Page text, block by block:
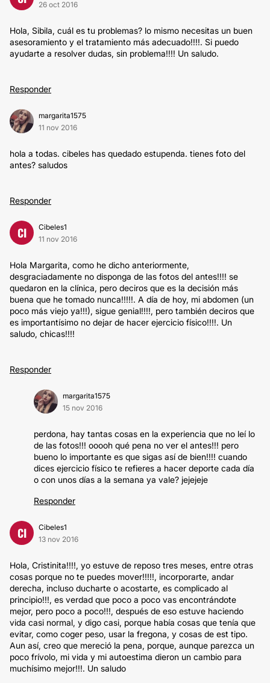
26 oct 2016
Hola, Sibila, cuál es tu problemas? lo mismo necesitas un buen
asesoramiento y el tratamiento más adecuado!!!!. Si puedo
ayudarte a resolver dudas, sin problema!!!! Un saludo.
Responder
margarita1575
11 nov 2016
hola a todas. cibeles has quedado estupenda. tienes foto del
antes? saludos
Responder
CI
Cibeles1
11 nov 2016
Hola Margarita, como he dicho anteriormente,
desgraciadamente no disponga de las fotos del antes!!!! se
quedaron en la clínica, pero deciros que es la decisión más
buena que he tomado nunca!!!!!. A día de hoy, mi abdomen (un
poco más viejo ya!!!), sigue genial!!!!, pero también deciros que
es importantísimo no dejar de hacer ejercicio físico!!!!. Un
saludo, chicas!!!!
Responder
margarita1575
15 nov 2016
perdona, hay tantas cosas en la experiencia que no leí lo
de las fotos!!! ooooh qué pena no ver el antes!!! pero
bueno lo importante es que sigas así de bien!!!! cuando
dices ejercicio físico te refieres a hacer deporte cada día
o con unos días a la semana ya vale? jejejeje
Responder
CI
Cibeles1
13 nov 2016
Hola, Cristinita!!!!, yo estuve de reposo tres meses, entre otras
cosas porque no te puedes mover!!!!!, incorporarte, andar
derecha, incluso ducharte o acostarte, es complicado al
principio!!!, es verdad que poco a poco vas encontrándote
mejor, pero poco a poco!!!, después de eso estuve haciendo
vida casi normal, y digo casi, porque había cosas que tenía que
evitar, como coger peso, usar la fregona, y cosas de est tipo.
Aun así, creo que mereció la pena, porque, aunque parezca un
poco frívolo, mi vida y mi autoestima dieron un cambio para
muchísimo mejor!!!. Un saludo